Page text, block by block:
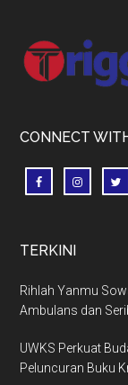
Footer
CONNECT
TERKINI
Rihlah Yanmu
Ambulans dan
UWKS Perkuat
Peluncuran Buku